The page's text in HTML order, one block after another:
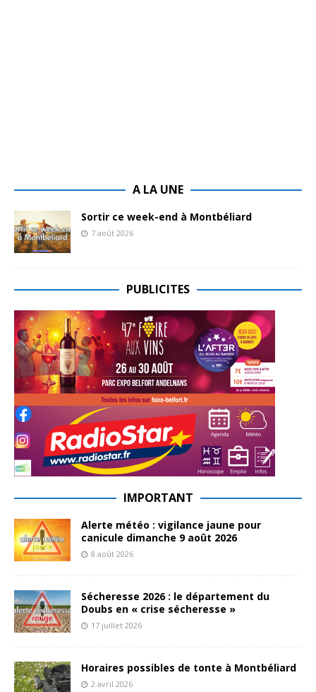
A LA UNE
Sortir ce week-end à Montbéliard
7 août 2026
PUBLICITES
IMPORTANT
Alerte météo : vigilance jaune pour
canicule dimanche 9 août 2026
8 août 2026
Sécheresse 2026 : le département du
Doubs en « crise sécheresse »
17 juillet 2026
Horaires possibles de tonte à Montbéliard
2 avril 2026